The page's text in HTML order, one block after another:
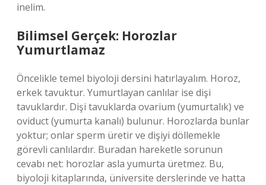
inelim.
Bilimsel Gerçek: Horozlar
Yumurtlamaz
Öncelikle temel biyoloji dersini hatırlayalım. Horoz,
erkek tavuktur. Yumurtlayan canlılar ise dişi
tavuklardır. Dişi tavuklarda ovarium (yumurtalık) ve
oviduct (yumurta kanalı) bulunur. Horozlarda bunlar
yoktur; onlar sperm üretir ve dişiyi döllemekle
görevli canlılardır. Buradan hareketle sorunun
cevabı net: horozlar asla yumurta üretmez. Bu,
biyoloji kitaplarında, üniversite derslerinde ve hatta